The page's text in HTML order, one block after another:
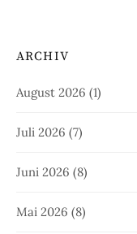
ARCHIV
August 2026 (1)
Juli 2026 (7)
Juni 2026 (8)
Mai 2026 (8)